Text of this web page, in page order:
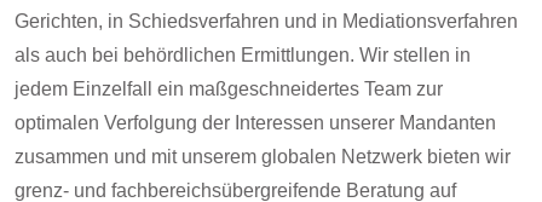
Gerichten, in Schiedsverfahren und in Mediationsverfahren
als auch bei behördlichen Ermittlungen. Wir stellen in
jedem Einzelfall ein maßgeschneidertes Team zur
optimalen Verfolgung der Interessen unserer Mandanten
zusammen und mit unserem globalen Netzwerk bieten wir
grenz- und fachbereichsübergreifende Beratung auf